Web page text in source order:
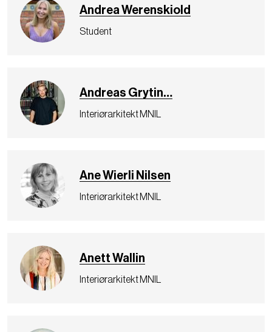
Andrea Werenskiold
Student
Andreas Grytin…
Interiørarkitekt MNIL
Ane Wierli Nilsen
Interiørarkitekt MNIL
Anett Wallin
Interiørarkitekt MNIL